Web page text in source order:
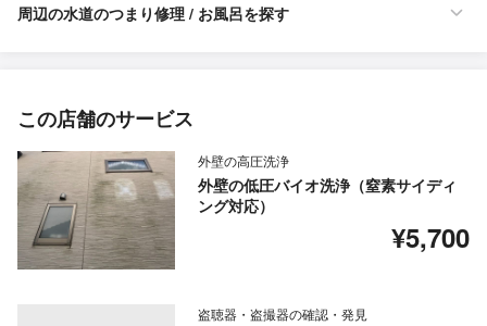
周辺の水道のつまり修理 / お風呂を探す
この店舗のサービス
外壁の高圧洗浄
外壁の低圧バイオ洗浄（窒素サイディ
ング対応）
¥5,700
盗聴器・盗撮器の確認・発見